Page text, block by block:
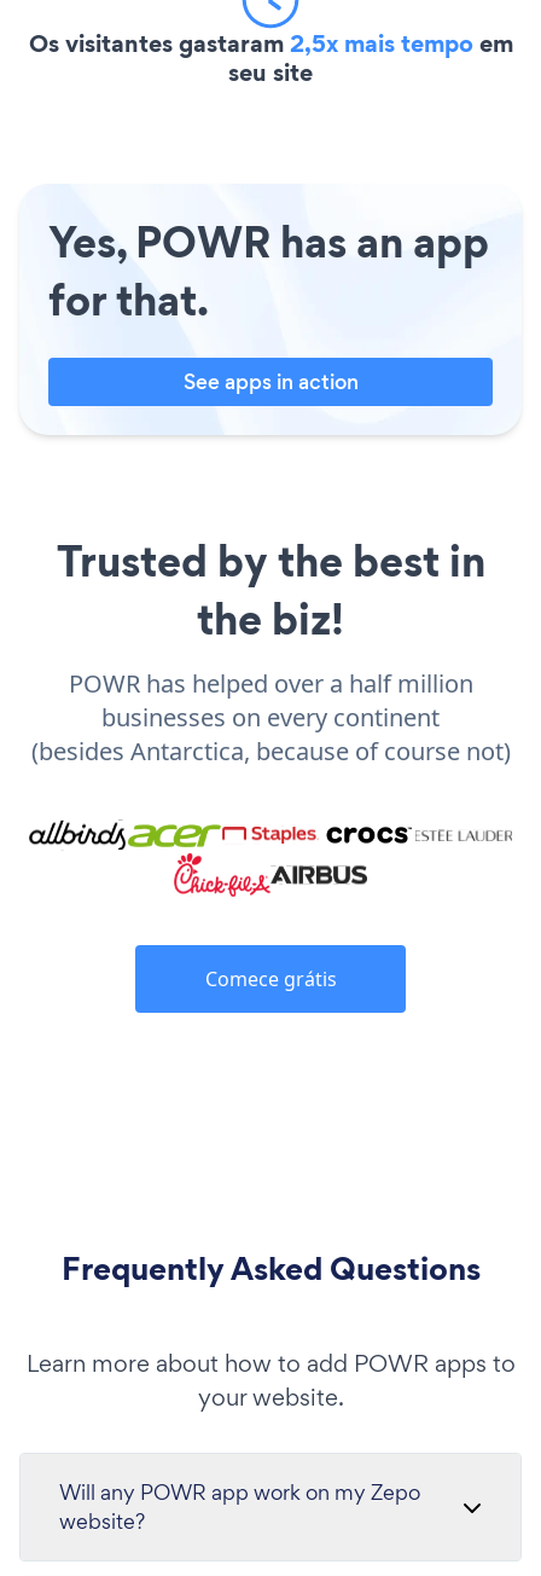
Os visitantes gastaram2,5x mais tempoem
seu site
Yes, POWR has an app
for that.
See apps in action
Trusted by the best in
the biz!
POWR has helped over a half million
businesses on every continent
(besides Antarctica, because of course not)
Comece grátis
Frequently Asked Questions
Learn more about how to add POWR apps to
your website.
Will any POWR app work on my Zepo
website?